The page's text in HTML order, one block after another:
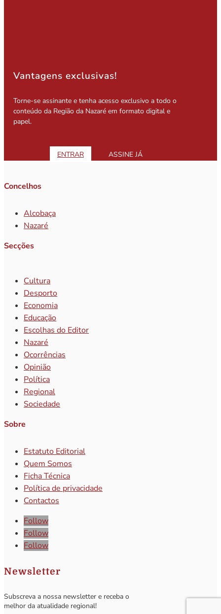
Vantagens exclusivas!
Torne-se assinante e tenha acesso exclusivo a todo o
conteúdo da Região da Nazaré em formato digital e
papel.
ENTRAR ASSINE JÁ
Concelhos
Alcobaça
Nazaré
Secções
Cultura
Desporto
Economia
Educação
Escolhas do Editor
Nazaré
Ocorrências
Opinião
Política
Regional
Sociedade
Sobre
Estatuto Editorial
Quem Somos
Ficha Técnica
Política de privacidade
Contactos
Follow
Follow
Follow
Newsletter
Subscreva a nossa newsletter e receba o
melhor da atualidade regional!